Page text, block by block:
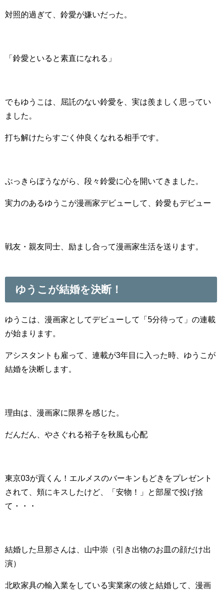
対照的過ぎて、鈴愛が嫌いだった。
「鈴愛といると素直になれる」
でもゆうこは、屈託のない鈴愛を、実は羨ましく思ってい
ました。
打ち解けたらすごく仲良くなれる相手です。
ぶっきらぼうながら、段々鈴愛に心を開いてきました。
実力のあるゆうこが漫画家デビューして、鈴愛もデビュー
戦友・親友同士、励まし合って漫画家生活を送ります。
ゆうこが結婚を決断！
ゆうこは、漫画家としてデビューして「5分待って」の連載
が始まります。
アシスタントも雇って、連載が3年目に入った時、ゆうこが
結婚を決断します。
理由は、漫画家に限界を感じた。
だんだん、やさぐれる裕子を秋風も心配
東京03が貢くん！エルメスのバーキンもどきをプレゼント
されて、頬にキスしたけど、「安物！」と部屋で投げ捨
て・・・
結婚した旦那さんは、 山中崇（引き出物のお皿の顔だけ出
演）
北欧家具の輸入業をしている実業家の彼と結婚して、漫画